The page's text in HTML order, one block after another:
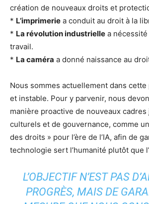
création de nouveaux droits et
* L’imprimerie a conduit au droit à la
* La révolution industrielle a
travail.
* La caméra a donné naissance au
Nous sommes actuellement dans
et instable. Pour y parvenir, nous
manière proactive de nouveaux
culturels et de gouvernance, comme
des droits » pour l’ère de l’IA, afin de
technologie sert l’humanité plutôt que
L’OBJECTIF N’EST PAS
PROGRÈS, MAIS DE